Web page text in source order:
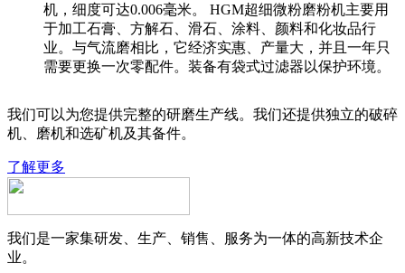
机，细度可达0.006毫米。 HGM超细微粉磨粉机主要用
于加工石膏、方解石、滑石、涂料、颜料和化妆品行
业。与气流磨相比，它经济实惠、产量大，并且一年只
需要更换一次零配件。装备有袋式过滤器以保护环境。
我们可以为您提供完整的研磨生产线。我们还提供独立的破碎
机、磨机和选矿机及其备件。
了解更多
我们是一家集研发、生产、销售、服务为一体的高新技术企
业。